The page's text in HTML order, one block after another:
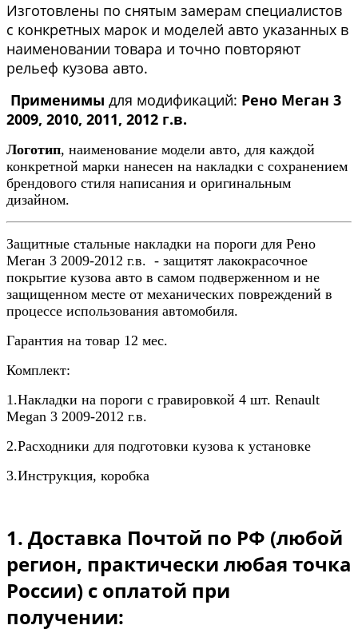
Изготовлены по снятым замерам специалистов
с конкретных марок и моделей авто указанных в
наименовании товара и точно повторяют
рельеф кузова авто.
Применимы для модификаций: Рено Меган 3
2009, 2010, 2011, 2012 г.в.
Логотип, наименование модели авто, для каждой
конкретной марки нанесен на накладки с сохранением
брендового стиля написания и оригинальным
дизайном.
Защитные стальные накладки на пороги для Рено
Меган 3 2009-2012 г.в. - защитят лакокрасочное
покрытие кузова авто в самом подверженном и не
защищенном месте от механических повреждений в
процессе использования автомобиля.
Гарантия на товар 12 мес.
Комплект:
1.Накладки на пороги с гравировкой 4 шт. Renault
Megan 3 2009-2012 г.в.
2.Расходники для подготовки кузова к установке
3.Инструкция, коробка
1. Доставка Почтой по РФ (любой
регион, практически любая точка
России) с оплатой при
получении: